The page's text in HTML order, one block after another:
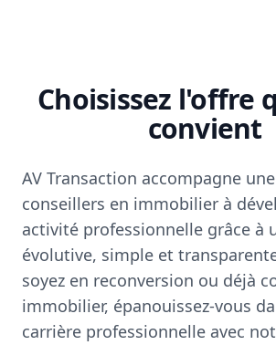
Choisissez l'offre
convient
AV Transaction accompagne
conseillers en immobilier à
activité professionnelle grâce à
évolutive, simple et
soyez en reconversion ou déjà
immobilier, épanouissez-vous
carrière professionnelle avec